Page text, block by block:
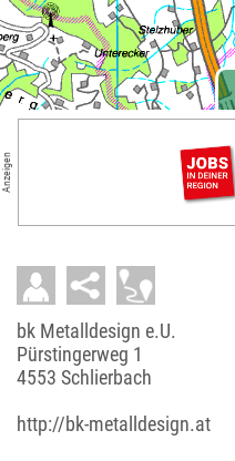
Anzeigen
bk Metalldesign e.U.
Pürstingerweg 1
4553 Schlierbach
http://bk-metalldesign.at